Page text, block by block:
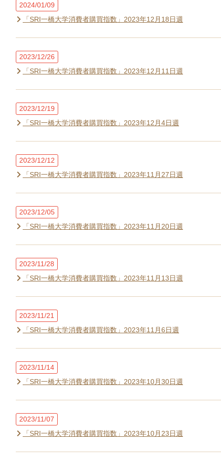
2024/01/09
「SRI一橋大学消費者購買指数」2023年12月18日週
2023/12/26
「SRI一橋大学消費者購買指数」2023年12月11日週
2023/12/19
「SRI一橋大学消費者購買指数」2023年12月4日週
2023/12/12
「SRI一橋大学消費者購買指数」2023年11月27日週
2023/12/05
「SRI一橋大学消費者購買指数」2023年11月20日週
2023/11/28
「SRI一橋大学消費者購買指数」2023年11月13日週
2023/11/21
「SRI一橋大学消費者購買指数」2023年11月6日週
2023/11/14
「SRI一橋大学消費者購買指数」2023年10月30日週
2023/11/07
「SRI一橋大学消費者購買指数」2023年10月23日週